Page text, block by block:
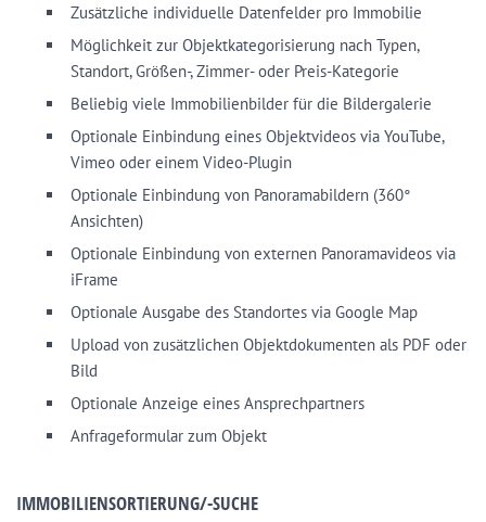
Zusätzliche individuelle Datenfelder pro Immobilie
Möglichkeit zur Objektkategorisierung nach Typen,
Standort, Größen-, Zimmer- oder Preis-Kategorie
Beliebig viele Immobilienbilder für die Bildergalerie
Optionale Einbindung eines Objektvideos via YouTube,
Vimeo oder einem Video-Plugin
Optionale Einbindung von Panoramabildern (360°
Ansichten)
Optionale Einbindung von externen Panoramavideos via
iFrame
Optionale Ausgabe des Standortes via Google Map
Upload von zusätzlichen Objektdokumenten als PDF oder
Bild
Optionale Anzeige eines Ansprechpartners
Anfrageformular zum Objekt
IMMOBILIENSORTIERUNG/-SUCHE